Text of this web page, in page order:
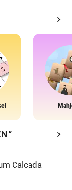
chevron_right
chevron_right